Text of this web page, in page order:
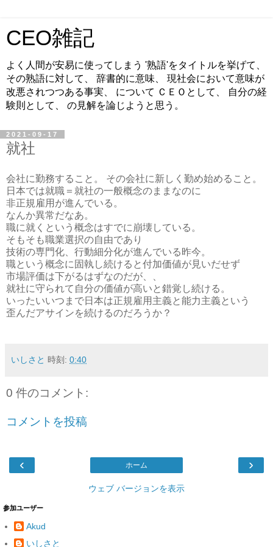
CEO雑記
よく人間が安易に使ってしまう '熟語'をタイトルを挙げて、
その熟語に対して、 辞書的に意味、 現社会において意味が
改悪されつつある事実、 について ＣＥＯとして、 自分の経
験則として、 の見解を論じようと思う。
2021-09-17
就社
会社に勤務すること。 その会社に新しく勤め始めること。
日本では就職＝就社の一般概念のままなのに
非正規雇用が進んでいる。
なんか異常だなあ。
職に就くという概念はすでに崩壊している。
そもそも職業選択の自由であり
技術の専門化、行動細分化が進んでいる昨今。
職という概念に固執し続けると付加価値が見いだせず
市場評価は下がるはずなのだが、、
就社に守られて自分の価値が高いと錯覚し続ける。
いったいいつまで日本は正規雇用主義と能力主義という
歪んだアサインを続けるのだろうか？
いしさと 時刻: 0:40
0 件のコメント:
コメントを投稿
‹ ›
ホーム
ウェブ バージョンを表示
参加ユーザー
Akud
いしさと